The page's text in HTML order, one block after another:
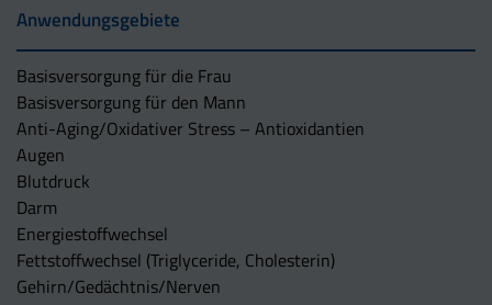
Anwendungsgebiete
Basisversorgung für die Frau
Basisversorgung für den Mann
Anti-Aging/Oxidativer Stress – Antioxidantien
Augen
Blutdruck
Darm
Energiestoffwechsel
Fettstoffwechsel (Triglyceride, Cholesterin)
Gehirn/Gedächtnis/Nerven